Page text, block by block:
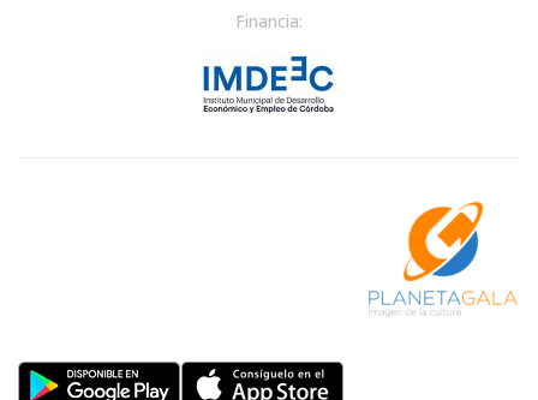
Financia: